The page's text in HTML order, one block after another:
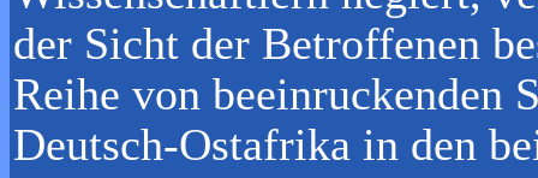
der Sicht der Betroffenen
Reihe von beeinruckenden
Deutsch-Ostafrika in den